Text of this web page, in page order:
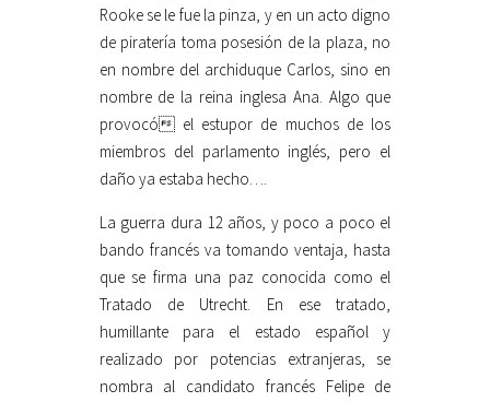
Rooke se le fue la pinza, y en un acto digno
de piratería toma posesión de la plaza, no
en nombre del archiduque Carlos, sino en
nombre de la reina inglesa Ana. Algo que
provocó el estupor de muchos de los
miembros del parlamento inglés, pero el
daño ya estaba hecho….
La guerra dura 12 años, y poco a poco el
bando francés va tomando ventaja, hasta
que se firma una paz conocida como el
Tratado de Utrecht. En ese tratado,
humillante para el estado español y
realizado por potencias extranjeras, se
nombra al candidato francés Felipe de